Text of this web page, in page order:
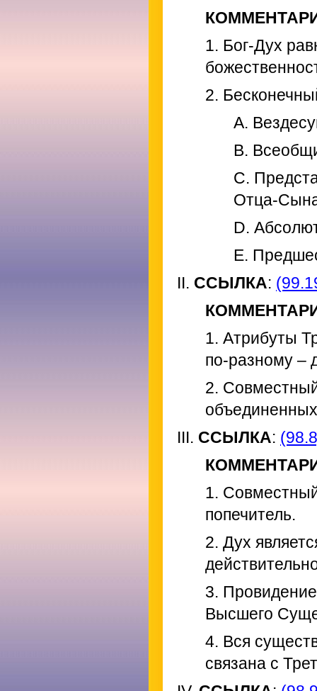
1. Бог-Дух
2.
A.
B.
C.
Отца-
D.
E.
II. ССЫЛКА:
1. Атрибуты
по-разному –
2.
III. ССЫЛКА:
1.
попечитель.
2. Дух
3.
Высшего
4. Вся
связана с